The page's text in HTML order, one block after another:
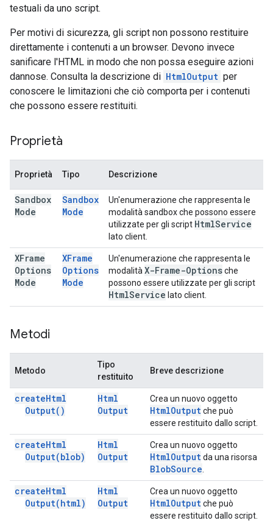
testuali da uno script.
Per motivi di sicurezza, gli script non possono restituire
direttamente i contenuti a un browser. Devono invece
sanificare l'HTML in modo che non possa eseguire azioni
dannose. Consulta la descrizione di HtmlOutput per
conoscere le limitazioni che ciò comporta per i contenuti
che possono essere restituiti.
Proprietà
Proprietà Tipo Descrizione
Sandbox
Mode
Sandbox
Mode
Un'enumerazione che rappresenta le
modalità sandbox che possono essere
utilizzate per gli script HtmlService
lato client.
XFrame
Options
Mode
XFrame
Options
Mode
Un'enumerazione che rappresenta le
modalità X-Frame-Optionsche
possono essere utilizzate per gli script
HtmlService lato client.
Metodi
Metodo
Tipo
restituito
Breve descrizione
createHtml
Output( )
Html
Output
Crea un nuovo oggetto
HtmlOutputche può
essere restituito dallo script.
createHtml
Output(blob)
Html
Output
Crea un nuovo oggetto
HtmlOutputda una risorsa
BlobSource
createHtml
Output(html)
Html
Output
Crea un nuovo oggetto
HtmlOutputche può
essere restituito dallo script.